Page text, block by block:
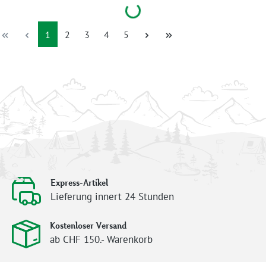
Loading...
Seite
1 Seite
2 Seite
3 Seite
4 Seite
5
Express-Artikel
Lieferung innert 24 Stunden
Kostenloser Versand
ab CHF 150.- Warenkorb